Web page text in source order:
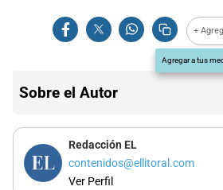
+
Agregar a tus
Sobre el Autor
Redacción EL
contenidos@ellitoral.com
Ver Perfil